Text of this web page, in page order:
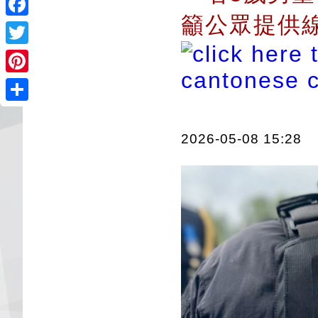
Facebook
Twitter
Pinterest
籲公眾提供
2026-05-08 15:28